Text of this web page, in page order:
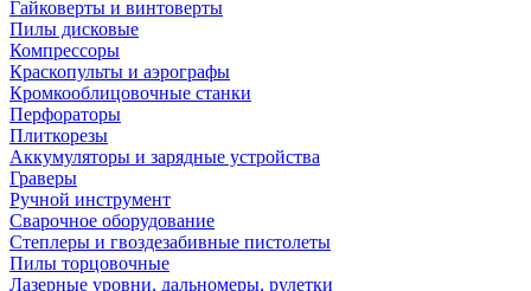
Гайковерты и винтоверты
Пилы дисковые
Компрессоры
Краскопульты и аэрографы
Кромкооблицовочные станки
Перфораторы
Плиткорезы
Аккумуляторы и зарядные устройства
Граверы
Ручной инструмент
Сварочное оборудование
Степлеры и гвоздезабивные пистолеты
Пилы торцовочные
Лазерные уровни, дальномеры, рулетки